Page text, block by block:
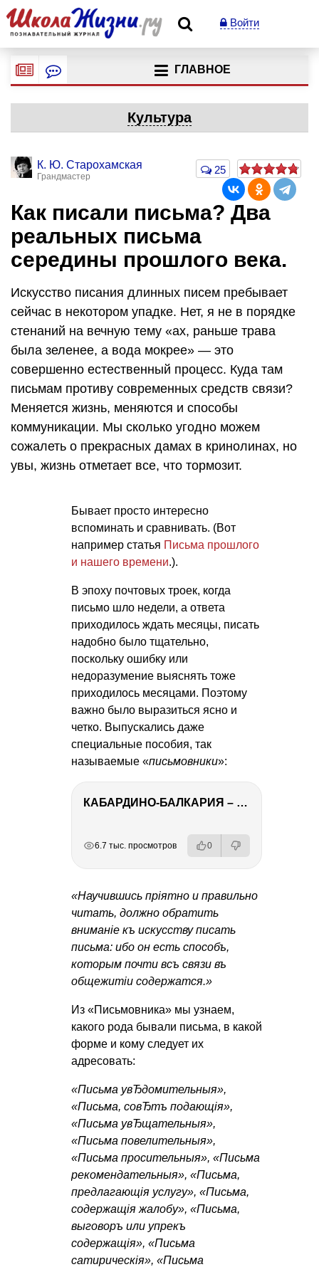
Войти
ГЛАВНОЕ
Культура
К. Ю. Старохамская
Грандмастер
25
Как писали письма? Два
реальных письма
середины прошлого века.
Искусство писания длинных писем пребывает
сейчас в некотором упадке. Нет, я не в порядке
стенаний на вечную тему «ах, раньше трава
была зеленее, а вода мокрее» — это
совершенно естественный процесс. Куда там
письмам противу современных средств связи?
Меняется жизнь, меняются и способы
коммуникации. Мы сколько угодно можем
сожалеть о прекрасных дамах в кринолинах, но
увы, жизнь отметает все, что тормозит.
Бывает просто интересно
вспоминать и сравнивать. (Вот
например статья Письма прошлого
и нашего времени.).
В эпоху почтовых троек, когда
письмо шло недели, а ответа
приходилось ждать месяцы, писать
надобно было тщательно,
поскольку ошибку или
недоразумение выяснять тоже
приходилось месяцами. Поэтому
важно было выразиться ясно и
четко. Выпускались даже
специальные пособия, так
называемые «письмовники»:
КАБАРДИНО-БАЛКАРИЯ – ПУТЕШЕСТВИЕ НА КАВКАЗ часть 3
6.7 тыс. просмотров 0
«Научившись прiятно и правильно
читать, должно обратить
вниманiе къ искусству писать
письма: ибо он есть способъ,
которым почти всъ связи въ
общежитiи содержатся.»
Из «Письмовника» мы узнаем,
какого рода бывали письма, в какой
форме и кому следует их
адресовать:
«Письма увЂдомительныя»,
«Письма, совЂтъ подающiя»,
«Письма увЂщательныя»,
«Письма повелительныя»,
«Письма просительныя», «Письма
рекомендательныя», «Письма,
предлагающiя услугу», «Письма,
содержащiя жалобу», «Письма,
выговоръ или упрекъ
содержащiя», «Письма
сатирическiя», «Письма